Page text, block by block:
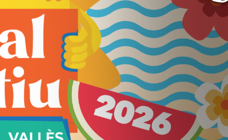
L'equip
Missió i
Els comptes
Memòria
Proposta